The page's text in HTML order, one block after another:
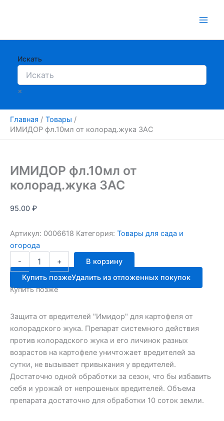
Искать
×
Главная
Товары
ИМИДОР фл.10мл от колорад.жука ЗАС
ИМИДОР фл.10мл от
колорад.жука ЗАС
95.00 ₽
Артикул: 0006618 Категория: Товары для сада и
огорода
-
Количество
товара
ИМИДОР
фл.10мл
от
ЗАС
+
В корзину
Купить позжеУдалить из отложенных покупок
Купить позже
Защита от вредителей "Имидор" для картофеля от
колорадского жука. Препарат системного действия
против колорадского жука и его личинок разных
возрастов на картофеле уничтожает вредителей за
сутки, не вызывает привыкания у вредителей.
Достаточно одной обработки за сезон, что бы избавить
себя и урожай от непрошеных вредителей. Объема
препарата достаточно для обработки 10 соток земли.